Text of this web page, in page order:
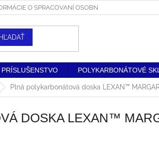
O SPRACOVANÍ OSOBNÝCH ÚDAJOV
HĽADAŤ
POLYKARBONÁTOVÉ
Plná polykarbonátová doska LEXAN™
DOSKA LEXAN™